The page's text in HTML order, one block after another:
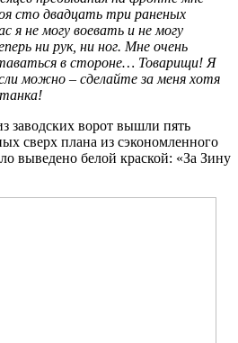
сто двадцать три раненых
я не могу воевать и не могу
ни рук, ни ног. Мне очень
в стороне… Товарищи! Я
можно – сделайте за меня хотя
заводских ворот вышли пять
сверх плана из сэкономленного
выведено белой краской: «За Зину